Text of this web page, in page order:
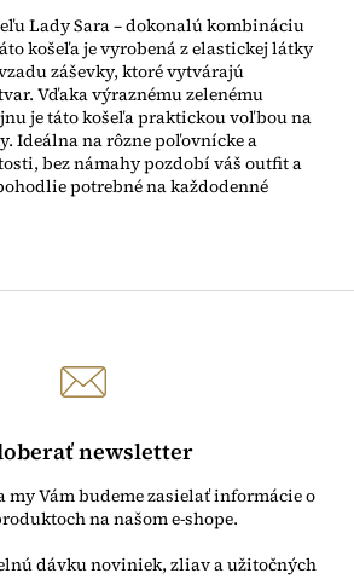
Lady Sara – dokonalú kombináciu
košeľa je vyrobená z elastickej látky
záševky, ktoré vytvárajú
Vďaka výraznému zelenému
je táto košeľa praktickou voľbou na
Ideálna na rôzne poľovnícke a
bez námahy pozdobí váš outfit a
potrebné na každodenné
newsletter
my Vám budeme zasielať informácie o
na našom e-shope.